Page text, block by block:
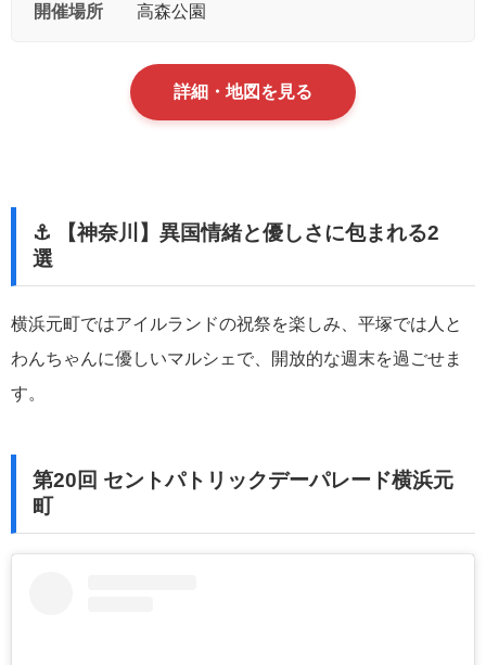
開催場所
高森公園
詳細・地図を見る
⚓ 【神奈川】異国情緒と優しさに包まれる2
選
横浜元町ではアイルランドの祝祭を楽しみ、平塚では人と
わんちゃんに優しいマルシェで、開放的な週末を過ごせま
す。
第20回 セントパトリックデーパレード横浜元
町